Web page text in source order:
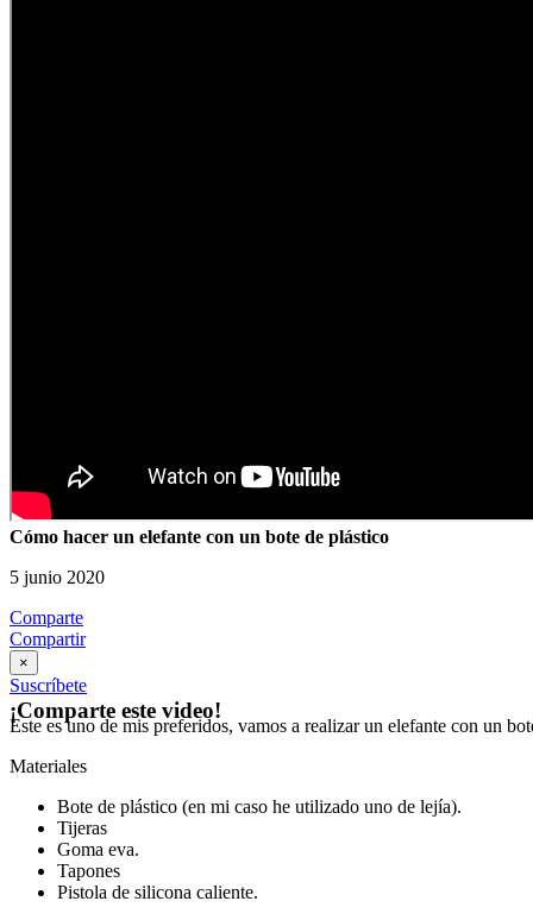
Cómo hacer un elefante con un bote de plástico
5 junio 2020
Comparte
Compartir
×
¡Comparte este video!
Suscríbete
Este es uno de mis preferidos, vamos a realizar un elefante con un
Materiales
Bote de plástico (en mi caso he utilizado uno de lejía).
Tijeras
Goma eva.
Tapones
Pistola de silicona caliente.